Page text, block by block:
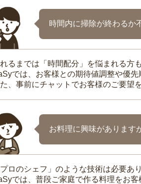
時間内に掃除が終わるか
るまでは「時間配分」を悩まれる方
では、お客様との期待値調整や優
、事前にチャットでお客様のご要望
お料理に興味があります
プロのシェフ」のような技術は必要あ
では、普段ご家庭で作る料理をお